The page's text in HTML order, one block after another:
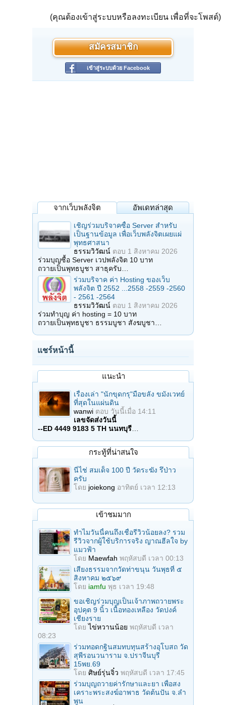
(คุณต้องเข้าสู่ระบบหรือลงทะเบียน เพื่อที่จะโพสต์)
สมัครสมาชิก
เข้าสู่ระบบด้วย Facebook
จากเว็บพลังจิต อัพเดทล่าสุด
เชิญร่วมบริจาคซื้อ Server สำหรับ
เป็นฐานข้อมูล เพื่อเว็บพลังจิตเผยแผ่
พุทธศาสนา
ธรรมวิวัฒน์ ตอบ 1 สิงหาคม 2026
ร่วมบุญซื้อ Server เวปพลังจิต 10 บาท
ถวายเป็นพุทธบูชา สาธุครับ…
ร่วมบริจาค ค่า Hosting ของเว็บ
พลังจิต ปี 2552 ...2558 -2559 -2560
- 2561 -2564
ธรรมวิวัฒน์ ตอบ 1 สิงหาคม 2026
ร่วมทำบุญ ค่า hosting = 10 บาท
ถวายเป็นพุทธบูชา ธรรมบูชา สังฆบูชา…
แชร์หน้านี้
แนะนำ
เรื่องเล่า "นักขุดกรุ"มือขลัง ขมังเวทย์
ที่สุดในแผ่นดิน
wanwi ตอบ วันนี้เมื่อ 14:11
เลขจัดส่งวันนี้
--ED 4449 9183 5 TH นนทบุรี
กระทู้ที่น่าสนใจ
นี่ไช่ สมเด็จ 100 ปี วัดระฆัง รึป่าว
ครับ
โดย joiekong อาทิตย์ เวลา 12:13
เข้าชมมาก
ทำไมวันนี้คนถึงเชื่อรีวิวน้อยลง? รวม
รีวิวจากผู้ใช้บริการจริง ญาณฮีลใจ by
แมวฟ้า
โดย Maewfah พฤหัสบดี เวลา 00:13
เสียงธรรมจากวัดท่าขนุน วันพุธที่ ๕
สิงหาคม ๒๕๖๙
โดย iamfu พุธ เวลา 19:48
ขอเชิญร่วมบุญเป็นเจ้าภาพถวายพระ
อุปคุต 9 นิ้ว เนื้อทองเหลือง วัดปงค์
เชียงราย
โดยไข่หวานน้อย พฤหัสบดี เวลา
08:23
ร่วมทอดกฐินสมทบทุนสร้างอุโบสถ วัด
สุพีรอนวนาราม จ.ปราจีนบุรี
15พย.69
โดย ศิษย์รุ่นจิ๋ว พฤหัสบดี เวลา 17:45
ร่วมบุญถวายค่ารักษาและยา เพื่อสง
เคราะพระสงฆ์อาพาธ วัดต้นปัน จ.ลํา
พูน